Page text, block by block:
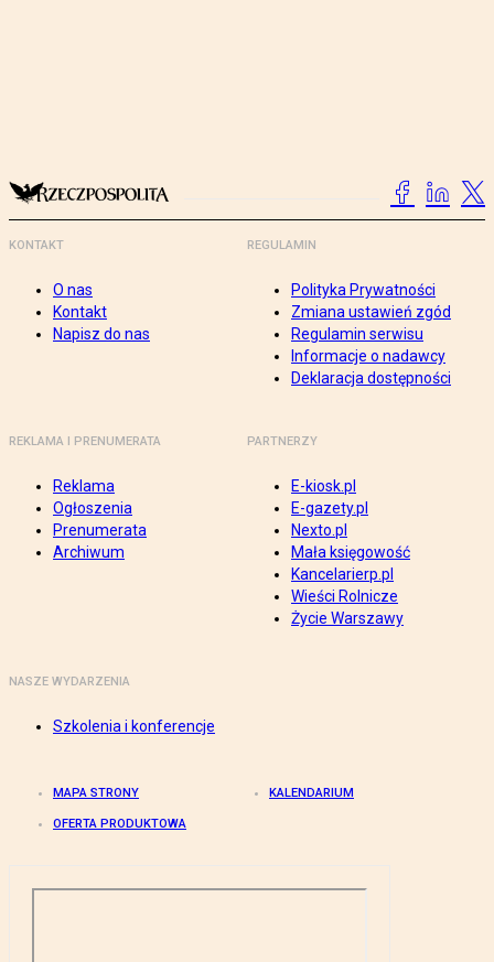
KONTAKT
O nas
Kontakt
Napisz do nas
REGULAMIN
Polityka Prywatności
Zmiana ustawień zgód
Regulamin serwisu
Informacje o nadawcy
Deklaracja dostępności
REKLAMA I PRENUMERATA
Reklama
Ogłoszenia
Prenumerata
Archiwum
PARTNERZY
E-kiosk.pl
E-gazety.pl
Nexto.pl
Mała księgowość
Kancelarierp.pl
Wieści Rolnicze
Życie Warszawy
NASZE WYDARZENIA
Szkolenia i konferencje
MAPA STRONY KALENDARIUM
OFERTA PRODUKTOWA